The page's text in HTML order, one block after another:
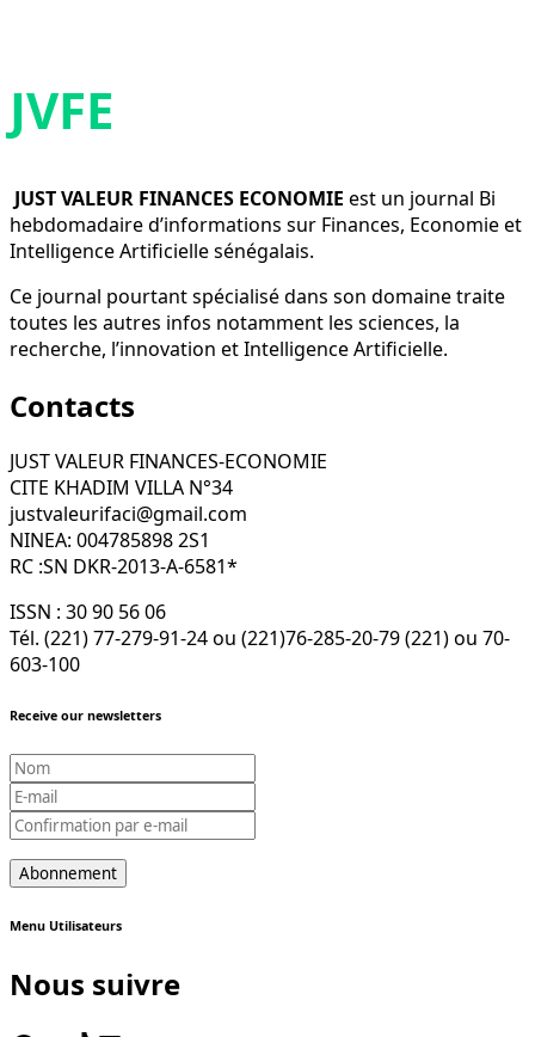
JVFE
JUST VALEUR FINANCES ECONOMIE est un journal Bi
hebdomadaire d’informations sur Finances, Economie et
Intelligence Artificielle sénégalais.
Ce journal pourtant spécialisé dans son domaine traite
toutes les autres infos notamment les sciences, la
recherche, l’innovation et Intelligence Artificielle.
Contacts
JUST VALEUR FINANCES-ECONOMIE
CITE KHADIM VILLA N°34
justvaleurifaci@gmail.com
NINEA: 004785898 2S1
RC :SN DKR-2013-A-6581*
ISSN : 30 90 56 06
Tél. (221) 77-279-91-24 ou (221)76-285-20-79 (221) ou 70-
603-100
Receive our newsletters
Menu Utilisateurs
Nous suivre